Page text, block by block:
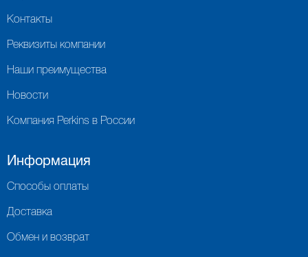
Контакты
Реквизиты компании
Наши преимущества
Новости
Компания Perkins в России
Информация
Способы оплаты
Доставка
Обмен и возврат